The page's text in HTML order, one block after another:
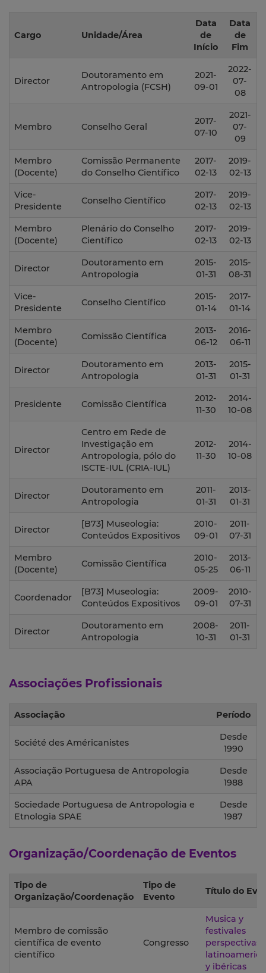
Cargo Unidade/Área
Data
de
Início
Data
de
Fim
Director
Doutoramento em
Antropologia (FCSH)
2021-
09-01
2022-
07-
08
Membro Conselho Geral
2017-
07-10
2021-
07-
09
Membro
(Docente)
Comissão Permanente
do Conselho Científico
2017-
02-13
2019-
02-13
Vice-
Presidente
Conselho Científico
2017-
02-13
2019-
02-13
Membro
(Docente)
Plenário do Conselho
Científico
2017-
02-13
2019-
02-13
Director
Doutoramento em
Antropologia
2015-
01-31
2015-
08-31
Vice-
Presidente
Conselho Científico
2015-
01-14
2017-
01-14
Membro
(Docente)
Comissão Científica
2013-
06-12
2016-
06-11
Director
Doutoramento em
Antropologia
2013-
01-31
2015-
01-31
Presidente Comissão Científica
2012-
11-30
2014-
10-08
Director
Centro em Rede de
Investigação em
Antropologia, pólo do
ISCTE-IUL (CRIA-IUL)
2012-
11-30
2014-
10-08
Director
Doutoramento em
Antropologia
2011-
01-31
2013-
01-31
Director
[B73] Museologia:
Conteúdos Expositivos
2010-
09-01
2011-
07-31
Membro
(Docente)
Comissão Científica
2010-
05-25
2013-
06-11
Coordenador
[B73] Museologia:
Conteúdos Expositivos
2009-
09-01
2010-
07-31
Director
Doutoramento em
Antropologia
2008-
10-31
2011-
01-31
Associações Profissionais
Associação Período
Société des Américanistes
Desde
1990
Associação Portuguesa de Antropologia
APA
Desde
1988
Sociedade Portuguesa de Antropologia e
Etnologia SPAE
Desde
1987
Organização/Coordenação de Eventos
Tipo de
Organização/Coordenação
Tipo de
Evento
Título do
Membro de comissão
científica de evento
científico
Congresso
Musica y
festivales
perspectivas
y ibéricas